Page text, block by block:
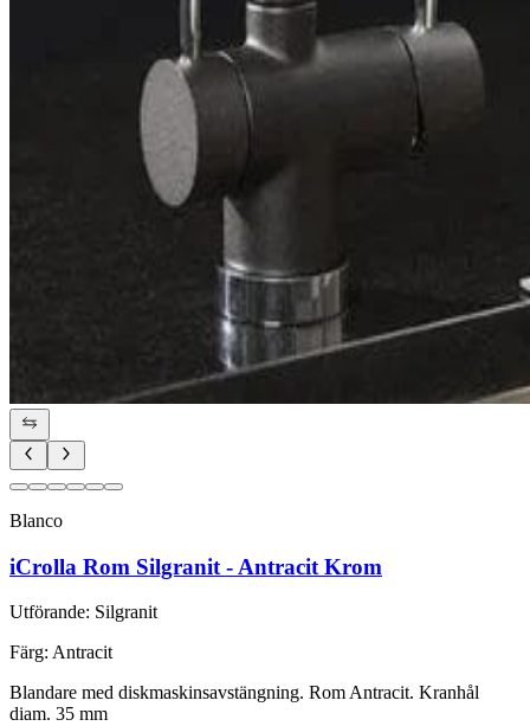
Blanco
iCrolla Rom Silgranit - Antracit Krom
Utförande: Silgranit
Färg: Antracit
Blandare med diskmaskinsavstängning. Rom Antracit. Kranhål
diam. 35 mm